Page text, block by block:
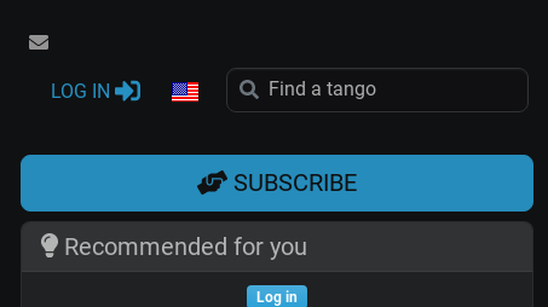
LOG IN
SUBSCRIBE
Recommended for you
Log in